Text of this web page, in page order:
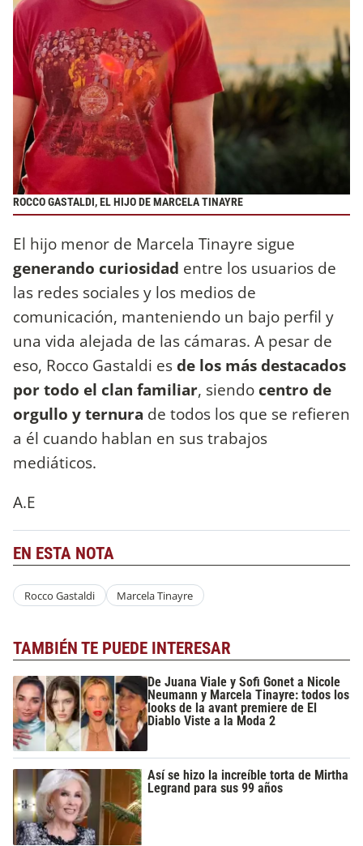
ROCCO GASTALDI, EL HIJO DE MARCELA TINAYRE
El hijo menor de Marcela Tinayre sigue
generando curiosidad entre los usuarios de
las redes sociales y los medios de
comunicación, manteniendo un bajo perfil y
una vida alejada de las cámaras. A pesar de
eso, Rocco Gastaldi esde los más destacados
por todo el clan familiar, siendo centro de
orgullo y ternura de todos los que se refieren
a él cuando hablan en sus trabajos
mediáticos.
A.E
EN ESTA NOTA
Rocco Gastaldi Marcela Tinayre
TAMBIÉN TE PUEDE INTERESAR
De Juana Viale y Sofi Gonet a Nicole
Neumann y Marcela Tinayre: todos los
looks de la avant premiere de El
Diablo Viste a la Moda 2
Así se hizo la increíble torta de Mirtha
Legrand para sus 99 años